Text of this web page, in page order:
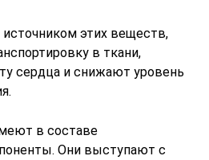
этих веществ,
в ткани,
сердца и снижают уровень
в составе
Они выступают с